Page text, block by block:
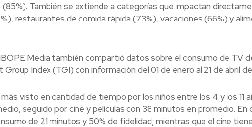
También se extiende a categorías que impactan
restaurantes de comida rápida (73%), vacaciones (66%) y
Media también compartió datos sobre el consumo de TV
Index (TGI) con información del 01 de enero al 21 de abril
visto en cantidad de tiempo por los niños entre los 4 y los 11
seguido por cine y películas con 38 minutos en promedio. En
de 21 minutos y 50% de fidelidad; mientras que el cine